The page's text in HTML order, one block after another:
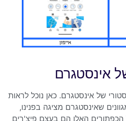
אינסטגרם
של אינסטגרם. כאן נוכל לראות
שאינסטגרם מציגה בפנינו,
הכפתורים האלו הם בעצם פיצ'רים